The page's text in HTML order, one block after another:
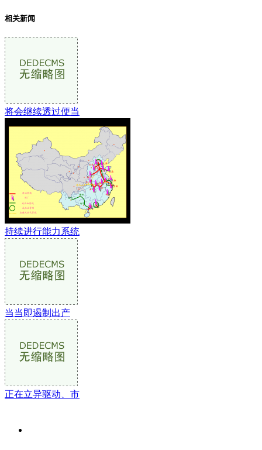
相关新闻
将会继续透过便当
持续进行能力系统
当当即遏制出产
正在立异驱动、市